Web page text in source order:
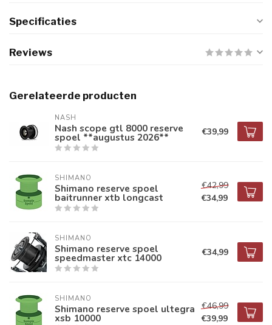
Specificaties
Reviews
Gerelateerde producten
NASH
Nash scope gtl 8000 reserve
spoel **augustus 2026** €39,99
SHIMANO
Shimano reserve spoel
baitrunner xtb longcast
€42,99
€34,99
SHIMANO
Shimano reserve spoel
speedmaster xtc 14000 €34,99
SHIMANO
Shimano reserve spoel ultegra
xsb 10000
€46,99
€39,99